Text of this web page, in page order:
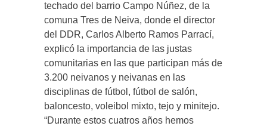
techado del barrio Campo Núñez, de la
comuna Tres de Neiva, donde el director
del DDR, Carlos Alberto Ramos Parrací,
explicó la importancia de las justas
comunitarias en las que participan más de
3.200 neivanos y neivanas en las
disciplinas de fútbol, fútbol de salón,
baloncesto, voleibol mixto, tejo y minitejo.
“Durante estos cuatros años hemos